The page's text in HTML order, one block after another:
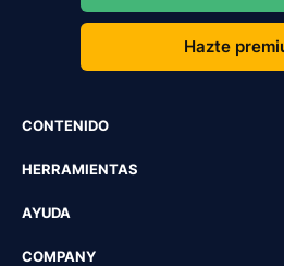
Hazte
CONTENIDO
HERRAMIENTAS
AYUDA
COMPANY